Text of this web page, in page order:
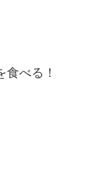
べる！